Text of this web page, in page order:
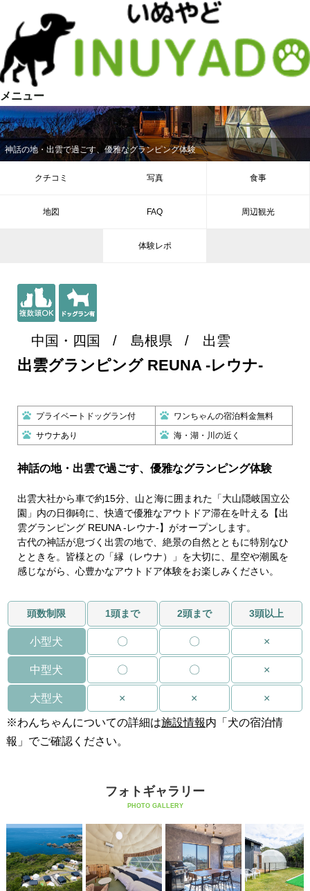
メニュー
神話の地・出雲で過ごす、優雅なグランピング体験
クチコミ 写真 食事
地図 FAQ 周辺観光
体験レポ
中国・四国 島根県 出雲
出雲グランピング REUNA -レウナ-
プライベートドッグラン付 ワンちゃんの宿泊料金無料
サウナあり 海・湖・川の近く
神話の地・出雲で過ごす、優雅なグランピング体験
出雲大社から車で約15分、山と海に囲まれた「大山隠岐国立公
園」内の日御碕に、快適で優雅なアウトドア滞在を叶える【出
雲グランピング REUNA -レウナ-】がオープンします。
古代の神話が息づく出雲の地で、絶景の自然とともに特別なひ
とときを。皆様との「縁（レウナ）」を大切に、星空や潮風を
感じながら、心豊かなアウトドア体験をお楽しみください。
頭数制限 1頭まで 2頭まで 3頭以上
小型犬 〇 〇 ×
中型犬 〇 〇 ×
大型犬 × × ×
※わんちゃんについての詳細は施設情報内「犬の宿泊情
報」でご確認ください。
フォトギャラリー
PHOTO GALLERY